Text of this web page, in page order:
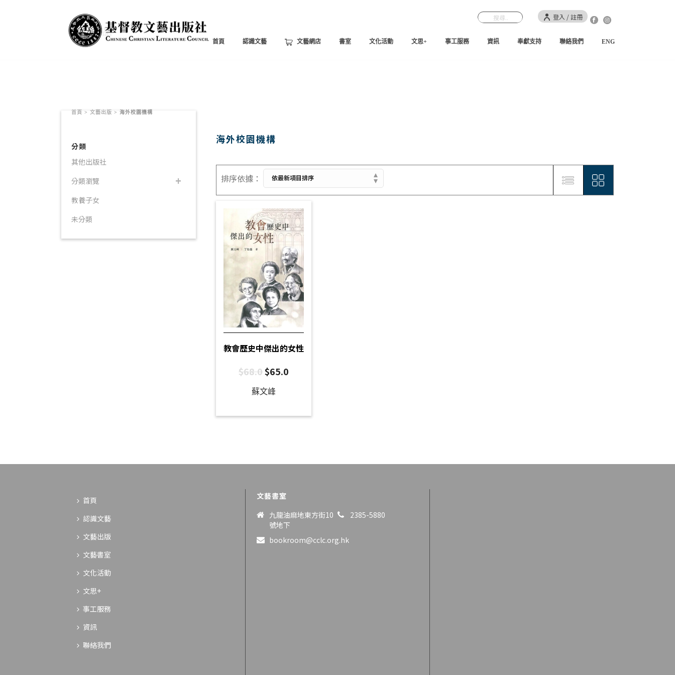
登入 / 註冊
首頁 認識文藝 文藝網店 書室 文化活動 文思+ 事工服務 資訊 奉獻支持 聯絡我們 ENG
書籍產品
首頁 > 文藝出版 > 海外校園機構
海外校園機構
教會歷史中傑出的女性
$68.0$65.0
蘇文峰
分類
其他出版社
分類瀏覽
教養子女
未分類
首頁
認識文藝
文藝出版
文藝書室
文化活動
文思+
事工服務
資訊
聯絡我們
文藝書室
九龍油麻地東方街10
號地下
2385-5880
bookroom@cclc.org.hk